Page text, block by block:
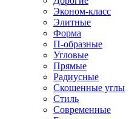
Эконом-класс
Элитные
Форма
П-образные
Угловые
Прямые
Радиусные
Скошенные углы
Стиль
Современные